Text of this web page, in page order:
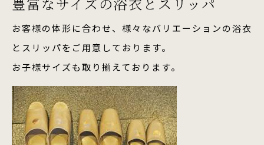
お客様の体形に合わせ、様々なバリエーションの浴衣
とスリッパをご用意しております。
お子様サイズも取り揃えております。